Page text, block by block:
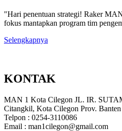
"Hari penentuan strategi! Raker
fokus mantapkan program tim
Selengkapnya
KONTAK
MAN 1 Kota Cilegon JL. IR.
Citangkil, Kota Cilegon Prov. Banten
Telpon : 0254-3110086
Email : man1cilegon@gmail.com